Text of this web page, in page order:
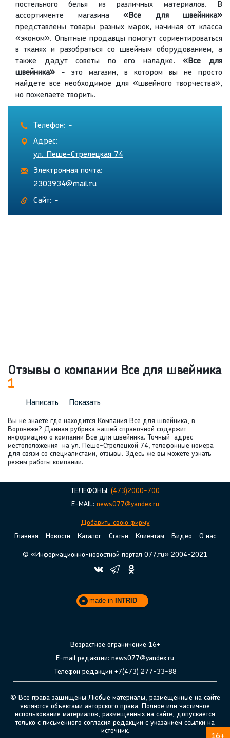
постельного белья из различных материалов. В
ассортименте магазина «Все для швейника»
представлены товары разных марок, начиная от класса
«эконом». Опытные продавцы помогут сориентироваться
в тканях и разобраться со швейным оборудованием, а
также дадут советы по его наладке.«Все для
швейника» - это магазин, в котором вы не просто
найдете все необходимое для «швейного творчества»,
но пожелаете творить.
Телефон: -
Адрес:
ул. Пеше-Стрелецкая 74
Электронная почта:
2303934@mail.ru
Сайт: -
Отзывы о компании Все для швейника
1
Написать Показать
Вы не знаете где находится Компания Все для швейника, в
Воронеже? Данная рубрика нашей справочной содержит
информацию о компании Все для швейника. Точный адрес
местоположения на ул. Пеше-Стрелецкой 74, телефонные номера
для связи со специалистами, отзывы. Здесь же вы можете узнать
режим работы компании.
ТЕЛЕФОНЫ: (473)2000-700
E-MAIL: news077@yandex.ru
Добавить свою фирму
Главная
Новости Каталог Статьи Клиентам Видео О нас
© «Информационно-новостной портал 077.ru» 2004-2021
made in INTRID
Возрастное ограничение 16+
E-mail редакции: news077@yandex.ru
Телефон редакции +7(473) 277-33-88
© Все права защищены Любые материалы, размещенные на сайте
являются объектами авторского права. Полное или частичное
использование материалов, размещенных на сайте, допускается
только с письменного согласия редакции с указанием ссылки на
источник.